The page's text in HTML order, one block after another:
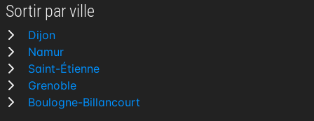
Sortir par ville
Dijon
Namur
Saint-Étienne
Grenoble
Boulogne-Billancourt